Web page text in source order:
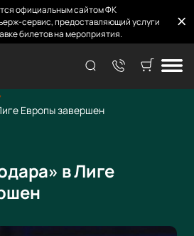
официальным сайтом ФК
сервис, предоставляющий услуги
билетов на мероприятия.
Европы завершен
в Лиге